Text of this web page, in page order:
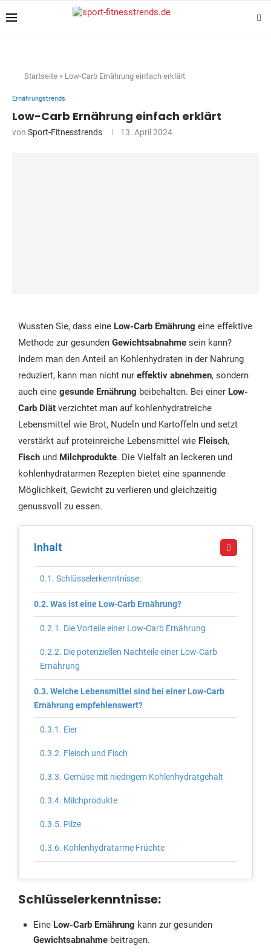
Startseite » Low-Carb Ernährung einfach erklärt
Ernährungstrends
Low-Carb Ernährung einfach erklärt
von Sport-Fitnesstrends 13. April 2024
Wussten Sie, dass eine Low-Carb Ernährung eine effektive
Methode zur gesunden Gewichtsabnahme sein kann?
Indem man den Anteil an Kohlenhydraten in der Nahrung
reduziert, kann man nicht nur effektiv abnehmen, sondern
auch eine gesunde Ernährung beibehalten. Bei einer Low-
Carb Diät verzichtet man auf kohlenhydratreiche
Lebensmittel wie Brot, Nudeln und Kartoffeln und setzt
verstärkt auf proteinreiche Lebensmittel wie Fleisch,
Fisch und Milchprodukte. Die Vielfalt an leckeren und
kohlenhydratarmen Rezepten bietet eine spannende
Möglichkeit, Gewicht zu verlieren und gleichzeitig
genussvoll zu essen.
Inhalt
Schlüsselerkenntnisse:
Was ist eine Low-Carb Ernährung?
Die Vorteile einer Low-Carb Ernährung
Die potenziellen Nachteile einer Low-Carb
Ernährung
Welche Lebensmittel sind bei einer Low-Carb
Ernährung empfehlenswert?
Eier
Fleisch und Fisch
Gemüse mit niedrigem Kohlenhydratgehalt
Milchprodukte
Pilze
Kohlenhydratarme Früchte
Ernährung
Schlüsselerkenntnisse:
Eine Low-Carb Ernährung kann zur gesunden
Gewichtsabnahme beitragen.